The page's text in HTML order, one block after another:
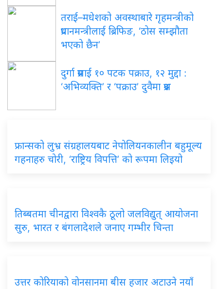
तराई–मधेशको अवस्थाबारे गृहमन्त्रीको
प्रधानमन्त्रीलाई ब्रिफिङ, ‘ठोस सम्झौता
भएको छैन’
दुर्गा प्रसाईं १० पटक पक्राउ, १२ मुद्दा :
‘अभिव्यक्ति’ र ‘पक्राउ’ दुवैमा प्रश्न
फ्रान्सको लुभ्र संग्रहालयबाट नेपोलियनकालीन बहुमूल्य
गहनाहरु चोरी, ‘राष्ट्रिय विपत्ति’ को रूपमा लिइयो
तिब्बतमा चीनद्वारा विश्वकै ठूलो जलविद्युत् आयोजना
सुरु, भारत र बंगलादेशले जनाए गम्भीर चिन्ता
उत्तर कोरियाको वोनसानमा बीस हजार अटाउने नयाँ